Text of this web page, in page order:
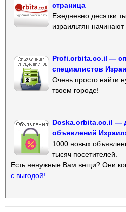
страница
Ежедневно десятки
израильтян
Profi.orbita.co.il —
специалистов
Очень просто найти
твоем городе!
Doska.orbita.co.il —
объявлений
1000 новых
тысяч посетителей.
Есть ненужные Вам вещи? Они
с выгодой!